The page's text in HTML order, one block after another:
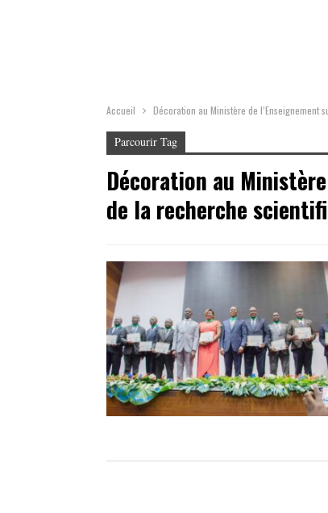
Accueil Décoration au Ministère de
Parcourir Tag
Décoration au
de la recherche